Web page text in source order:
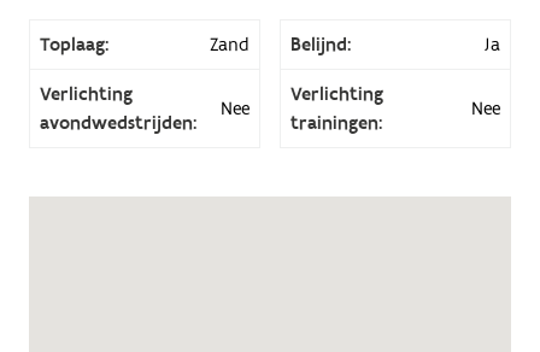
Toplaag: Zand Belijnd: Ja
Verlichting
avondwedstrijden:
Nee
Verlichting
trainingen:
Nee